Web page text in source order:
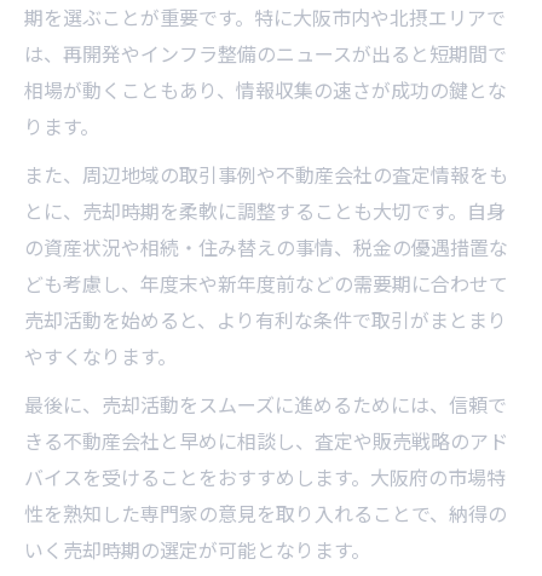
期を選ぶことが重要です。特に大阪市内や北摂エリアで
は、再開発やインフラ整備のニュースが出ると短期間で
相場が動くこともあり、情報収集の速さが成功の鍵とな
ります。
また、周辺地域の取引事例や不動産会社の査定情報をも
とに、売却時期を柔軟に調整することも大切です。自身
の資産状況や相続・住み替えの事情、税金の優遇措置な
ども考慮し、年度末や新年度前などの需要期に合わせて
売却活動を始めると、より有利な条件で取引がまとまり
やすくなります。
最後に、売却活動をスムーズに進めるためには、信頼で
きる不動産会社と早めに相談し、査定や販売戦略のアド
バイスを受けることをおすすめします。大阪府の市場特
性を熟知した専門家の意見を取り入れることで、納得の
いく売却時期の選定が可能となります。